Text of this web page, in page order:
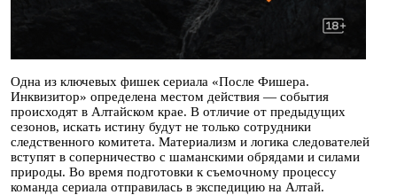
Одна из ключевых фишек сериала «После Фишера.
Инквизитор» определена местом действия — события
происходят в Алтайском крае. В отличие от предыдущих
сезонов, искать истину будут не только сотрудники
следственного комитета. Материализм и логика следователей
вступят в соперничество с шаманскими обрядами и силами
природы. Во время подготовки к съемочному процессу
команда сериала отправилась в экспедицию на Алтай.